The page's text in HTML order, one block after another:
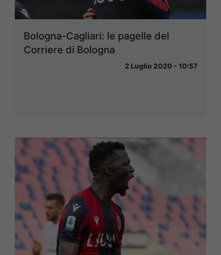
Bologna-Cagliari: le pagelle del
Corriere di Bologna
2 Luglio 2020 - 10:57